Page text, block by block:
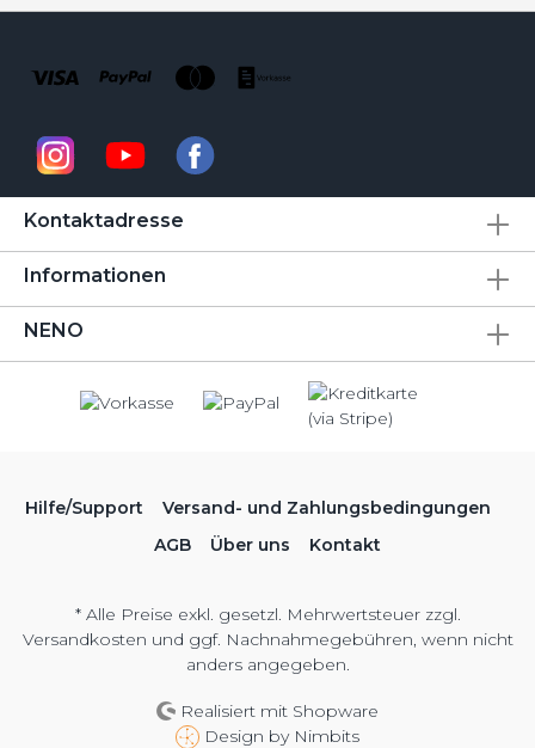
Kontaktadresse
Informationen
NENO
Hilfe/Support
Versand- und Zahlungsbedingungen
AGB
Über uns Kontakt
* Alle Preise exkl. gesetzl. Mehrwertsteuer zzgl.
Versandkosten und ggf. Nachnahmegebühren, wenn nicht
anders angegeben.
Realisiert mit Shopware
Design by Nimbits